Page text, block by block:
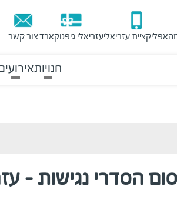
אפליקציית עזריאליעזריאלי גיפטקארדצור קשר
חנויות
הסדרי נגישות -